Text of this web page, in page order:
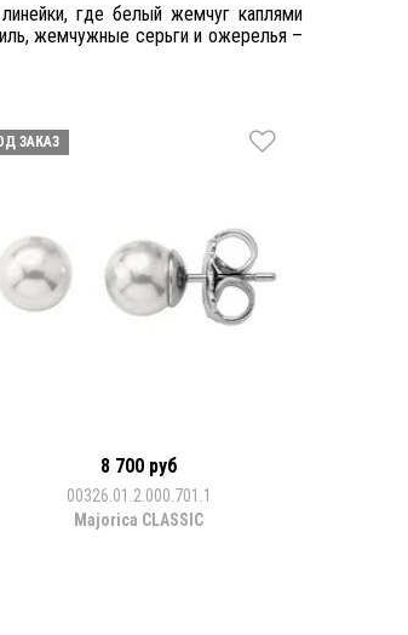
где белый жемчуг каплями
жемчужные серьги и ожерелья –
ЗАКАЗ
8 700 руб
00326.01.2.000.701.1
Majorica CLASSIC